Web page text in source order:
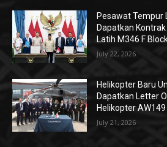
Pesawat Tempur
Dapatkan
Latih M346 F
July 22, 2026
Helikopter Baru
Dapatkan Letter
Helikopter
July 21, 2026